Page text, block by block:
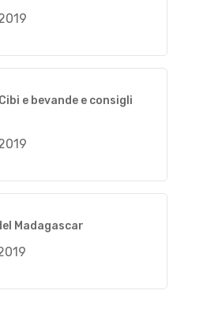
e bevande e consigli
Madagascar